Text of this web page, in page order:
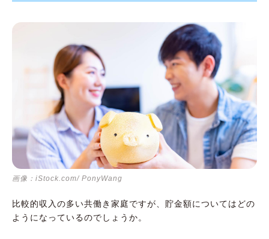
画像：iStock.com/ PonyWang
比較的収入の多い共働き家庭ですが、貯金額についてはどの
ようになっているのでしょうか。